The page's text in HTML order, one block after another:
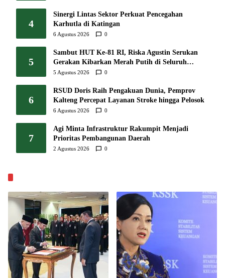
4
Sinergi Lintas Sektor Perkuat Pencegahan
Karhutla di Katingan
6 Agustus 2026 0
5
Sambut HUT Ke-81 RI, Riska Agustin Serukan
Gerakan Kibarkan Merah Putih di Seluruh
Kalteng
5 Agustus 2026 0
6
RSUD Doris Raih Pengakuan Dunia, Pemprov
Kalteng Percepat Layanan Stroke hingga Pelosok
6 Agustus 2026 0
7
Agi Minta Infrastruktur Rakumpit Menjadi
Prioritas Pembangunan Daerah
2 Agustus 2026 0